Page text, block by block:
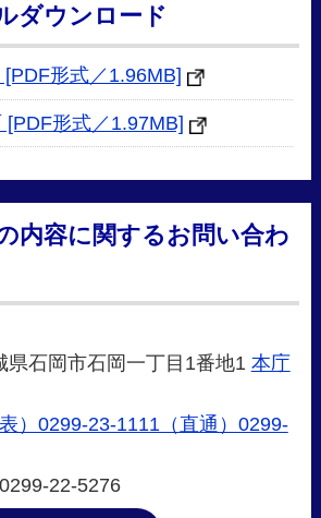
ダウンロード
形式／1.96MB]
[PDF形式／1.97MB]
内容に関するお問い合わ
県石岡市石岡一丁目1番地1 本庁
表）0299-23-1111（直通）0299-
22-5276